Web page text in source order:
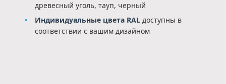
древесный уголь, тауп, черный
Индивидуальные цвета RAL доступны в
соответствии с вашим дизайном